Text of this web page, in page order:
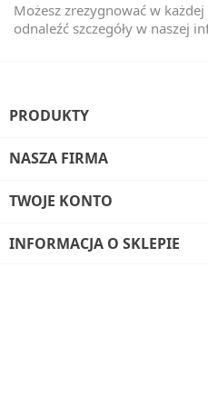
Możesz zrezygnować w
odnaleźć szczegóły w naszej
PRODUKTY
NASZA FIRMA
TWOJE KONTO
INFORMACJA O SKLEPIE